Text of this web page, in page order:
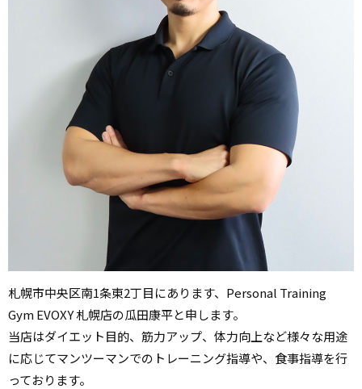
札幌市中央区南1条東2丁目にあります、Personal Training
Gym EVOXY 札幌店の瓜田康平と申します。
当店はダイエット目的、筋力アップ、体力向上など様々な用途
に応じてマンツーマンでのトレーニング指導や、食事指導を行
っております。